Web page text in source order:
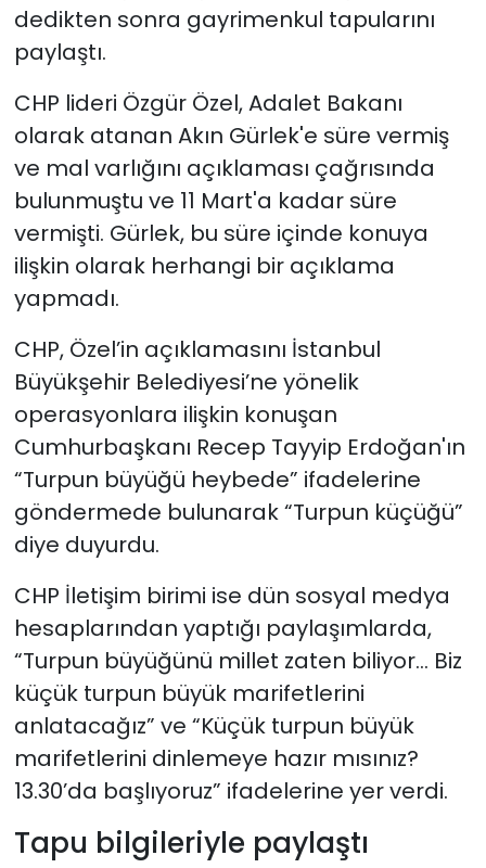
dedikten sonra gayrimenkul tapularını
paylaştı.
CHP lideri Özgür Özel, Adalet Bakanı
olarak atanan Akın Gürlek'e süre vermiş
ve mal varlığını açıklaması çağrısında
bulunmuştu ve 11 Mart'a kadar süre
vermişti. Gürlek, bu süre içinde konuya
ilişkin olarak herhangi bir açıklama
yapmadı.
CHP, Özel’in açıklamasını İstanbul
Büyükşehir Belediyesi’ne yönelik
operasyonlara ilişkin konuşan
Cumhurbaşkanı Recep Tayyip Erdoğan'ın
“Turpun büyüğü heybede” ifadelerine
göndermede bulunarak “Turpun küçüğü”
diye duyurdu.
CHP İletişim birimi ise dün sosyal medya
hesaplarından yaptığı paylaşımlarda,
“Turpun büyüğünü millet zaten biliyor… Biz
küçük turpun büyük marifetlerini
anlatacağız” ve “Küçük turpun büyük
marifetlerini dinlemeye hazır mısınız?
13.30’da başlıyoruz” ifadelerine yer verdi.
Tapu bilgileriyle paylaştı